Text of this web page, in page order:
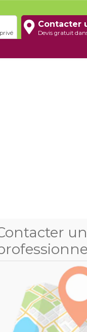
Contacter
Devis gratuit
un